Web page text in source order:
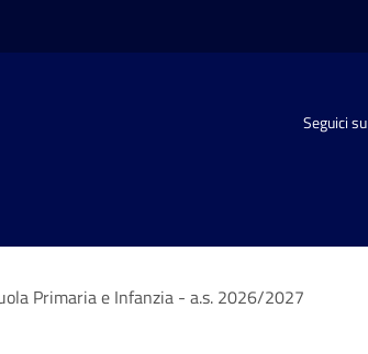
Seguici su
Primaria e Infanzia - a.s. 2026/2027